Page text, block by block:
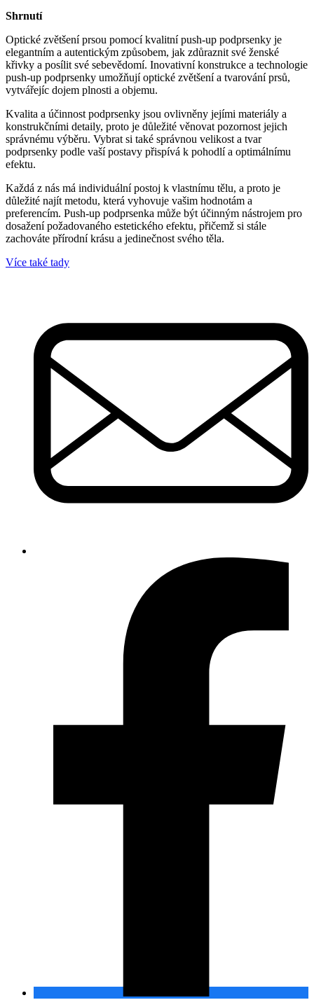
Shrnutí
Optické zvětšení prsou pomocí kvalitní push-up podprsenky je
elegantním a autentickým způsobem, jak zdůraznit své ženské
křivky a posílit své sebevědomí. Inovativní konstrukce a technologie
push-up podprsenky umožňují optické zvětšení a tvarování prsů,
vytvářejíc dojem plnosti a objemu.
Kvalita a účinnost podprsenky jsou ovlivněny jejími materiály a
konstrukčními detaily, proto je důležité věnovat pozornost jejich
správnému výběru. Vybrat si také správnou velikost a tvar
podprsenky podle vaší postavy přispívá k pohodlí a optimálnímu
efektu.
Každá z nás má individuální postoj k vlastnímu tělu, a proto je
důležité najít metodu, která vyhovuje vašim hodnotám a
preferencím. Push-up podprsenka může být účinným nástrojem pro
dosažení požadovaného estetického efektu, přičemž si stále
zachováte přírodní krásu a jedinečnost svého těla.
Více také tady